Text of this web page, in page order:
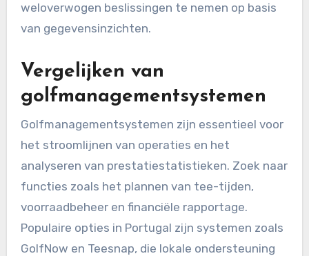
weloverwogen beslissingen te nemen op basis
van gegevensinzichten.
Vergelijken van
golfmanagementsystemen
Golfmanagementsystemen zijn essentieel voor
het stroomlijnen van operaties en het
analyseren van prestatiestatistieken. Zoek naar
functies zoals het plannen van tee-tijden,
voorraadbeheer en financiële rapportage.
Populaire opties in Portugal zijn systemen zoals
GolfNow en Teesnap, die lokale ondersteuning